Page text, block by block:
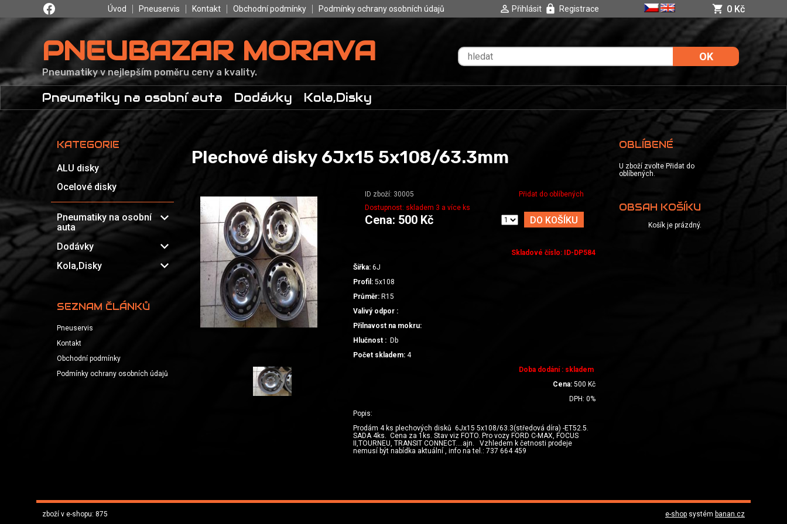
Úvod Pneuservis Kontakt Obchodní podmínky Podmínky ochrany osobních údajů Přihlásit Registrace 0 Kč
PNEUBAZAR MORAVA
Pneumatiky v nejlepším poměru ceny a kvality.
Pneumatiky na osobní auta Dodávky Kola,Disky
KATEGORIE
ALU disky
Ocelové disky
Pneumatiky na osobní
auta
expand_more
Dodávky expand_more
Kola,Disky expand_more
SEZNAM ČLÁNKŮ
Pneuservis
Kontakt
Obchodní podmínky
Podmínky ochrany osobních údajů
Plechové disky 6Jx15 5x108/63.3mm
Skladové číslo:
ID-DP584
Šiřka: 6J
Profil: 5x108
Průměr: R15
Valivý odpor :
Přilnavost na mokru:
Hlučnost : Db
Počet skladem: 4
Doba dodání : skladem
Cena: 500 Kč
DPH: 0%
Popis:
Prodám 4 ks plechových disků 6Jx15 5x108/63.3(středová díra) -ET52.5.
SADA 4ks. Cena za 1ks. Stav viz FOTO. Pro vozy FORD C-MAX, FOCUS
II,TOURNEU, TRANSIT CONNECT….ajn. Vzhledem k četnosti prodeje
nemusí být nabídka aktuální , info na tel.: 737 664 459
ID zboží: 30005
Přidat do oblíbených
Dostupnost: skladem 3 a více ks
Cena: 500 Kč DO KOŠÍKU
OBLÍBENÉ
U zboží zvolte Přidat do
oblíbených.
OBSAH KOŠÍKU
Košík je prázdný.
zboží v e-shopu: 875 e-shop systém banan.cz